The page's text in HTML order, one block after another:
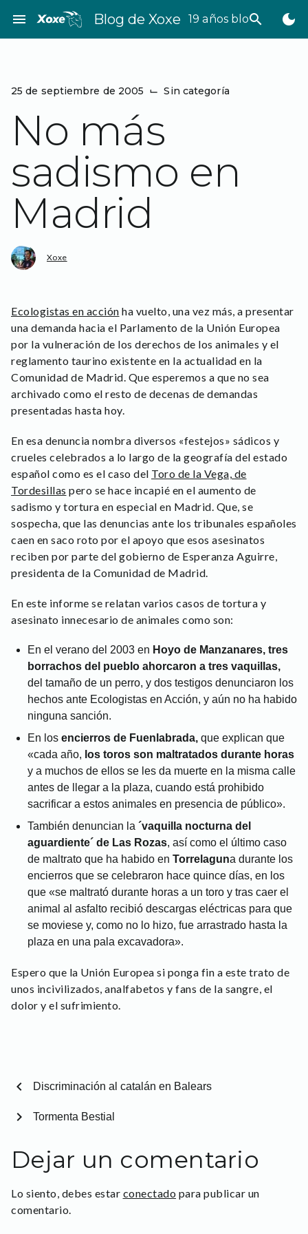
contenido
menu Blog de Xoxe 19 años bloggeando
search dark_mode
25 de septiembre de 2005 ⌙ Sin categoría
No más
sadismo en
Madrid
Xoxe
Ecologistas en acción ha vuelto, una vez más, a presentar
una demanda hacia el Parlamento de la Unión Europea
por la vulneración de los derechos de los animales y el
reglamento taurino existente en la actualidad en la
Comunidad de Madrid. Que esperemos a que no sea
archivado como el resto de decenas de demandas
presentadas hasta hoy.
En esa denuncia nombra diversos «festejos» sádicos y
crueles celebrados a lo largo de la geografía del estado
español como es el caso del Toro de la Vega, de
Tordesillas pero se hace incapié en el aumento de
sadismo y tortura en especial en Madrid. Que, se
sospecha, que las denuncias ante los tribunales españoles
caen en saco roto por el apoyo que esos asesinatos
reciben por parte del gobierno de Esperanza Aguirre,
presidenta de la Comunidad de Madrid.
En este informe se relatan varios casos de tortura y
asesinato innecesario de animales como son:
En el verano del 2003 en Hoyo de Manzanares, tres
borrachos del pueblo ahorcaron a tres vaquillas,
del tamaño de un perro, y dos testigos denunciaron los
hechos ante Ecologistas en Acción, y aún no ha habido
ninguna sanción.
En los encierros de Fuenlabrada, que explican que
«cada año, los toros son maltratados durante horas
y a muchos de ellos se les da muerte en la misma calle
antes de llegar a la plaza, cuando está prohibido
sacrificar a estos animales en presencia de público».
También denuncian la ´vaquilla nocturna del
aguardiente´ de Las Rozas, así como el último caso
de maltrato que ha habido en Torrelaguna durante los
encierros que se celebraron hace quince días, en los
que «se maltrató durante horas a un toro y tras caer el
animal al asfalto recibió descargas eléctricas para que
se moviese y, como no lo hizo, fue arrastrado hasta la
plaza en una pala excavadora».
Espero que la Unión Europea si ponga fin a este trato de
unos incivilizados, analfabetos y fans de la sangre, el
dolor y el sufrimiento.
chevron_left Discriminación al catalán en Balears
Tormenta Bestial
chevron_right
Dejar un comentario
Lo siento, debes estar conectado para publicar un
comentario.